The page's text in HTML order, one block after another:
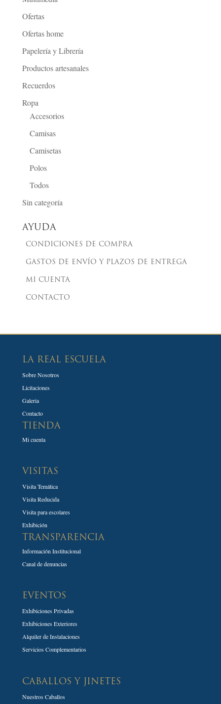
Ofertas
Ofertas home
Papelería y Librería
Productos artesanales
Recuerdos
Ropa
Accesorios
Camisas
Camisetas
Polos
Todos
Sin categoría
AYUDA
CONDICIONES DE COMPRA
GASTOS DE ENVÍO Y PLAZOS DE ENTREGA
MI CUENTA
CONTACTO
LA REAL ESCUELA
Sobre Nosotros
Licitaciones
Galeria
Contacto
TIENDA
Mi cuenta
VISITAS
Visita Temática
Visita Reducida
Visita para escolares
Exhibición
TRANSPARENCIA
Información Institucional
Canal de denuncias
EVENTOS
Exhibiciones Privadas
Exhibiciones Exteriores
Alquiler de Instalaciones
Servicios Complementarios
CABALLOS Y JINETES
Nuestros Caballos